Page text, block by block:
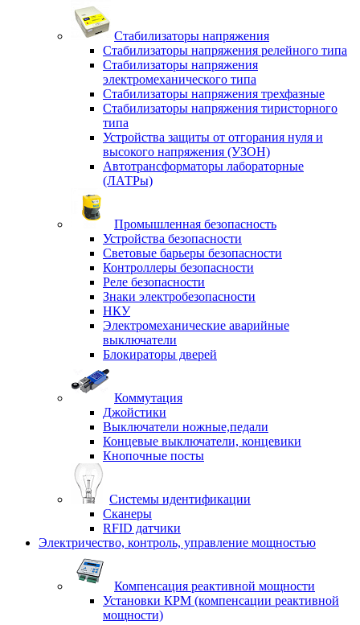
Стабилизаторы напряжения
Стабилизаторы напряжения релейного типа
Стабилизаторы напряжения
электромеханического типа
Стабилизаторы напряжения трехфазные
Стабилизаторы напряжения тиристорного
типа
Устройства защиты от отгорания нуля и
высокого напряжения (УЗОН)
Автотрансформаторы лабораторные
(ЛАТРы)
Промышленная безопасность
Устройства безопасности
Световые барьеры безопасности
Контроллеры безопасности
Реле безопасности
Знаки электробезопасности
НКУ
Электромеханические аварийные
выключатели
Блокираторы дверей
Коммутация
Джойстики
Выключатели ножные,педали
Концевые выключатели, концевики
Кнопочные посты
Системы идентификации
Сканеры
RFID датчики
Электричество, контроль, управление мощностью
Компенсация реактивной мощности
Установки КРМ (компенсации реактивной
мощности)